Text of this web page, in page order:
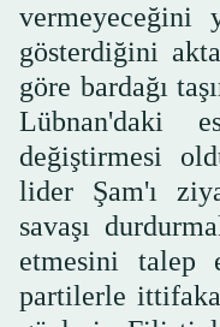
vermeyeceğini
gösterdiğini
göre bardağı
Lübnan'daki
değiştirmesi
lider Şam'ı
savaşı
etmesini talep
partilerle